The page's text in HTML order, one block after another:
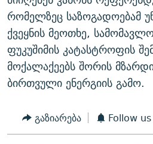
ᲐᲒᲕᲘᲡᲢᲝᲡ ᲝᲛᲘ
ПРИВЕТ ᲙᲣᲚᲢᲣᲠᲐ
რომელზეც საზოგადოებამ
ქვეყნის მეოთხე,
ფუკუშიმის კატასტროფის
მოქალაქეებს შორის
ბირთვული ენერგიის გამო.
გაზიარება Follow us